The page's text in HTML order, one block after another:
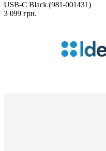
USB-C Black (981-001431)
3 099 грн.